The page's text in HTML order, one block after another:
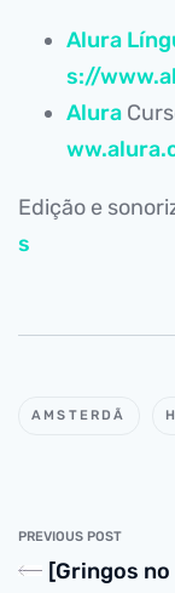
Alura
s://
Alura
Edição e
s
AMSTERDÃ
PREVIOUS POST
[Gringos no